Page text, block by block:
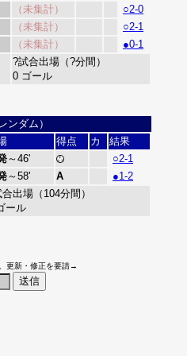
（未集計）
○2-0
（未集計）
○2-1
（未集計） ●0-1
?試合出場（?分間）
0 ゴール
ンダム）
得点 カ
結果
～46'
○2-1
～58' A ●1-2
出場（104分間）
ール
更新・修正を要請→